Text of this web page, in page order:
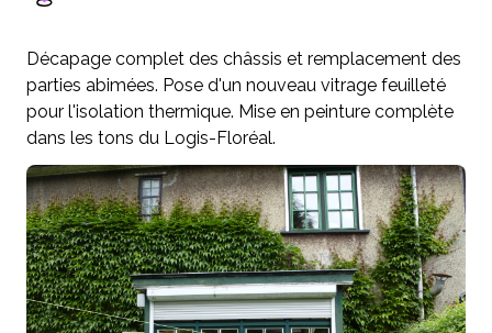
Décapage complet des châssis et remplacement des
parties abimées. Pose d'un nouveau vitrage feuilleté
pour l'isolation thermique. Mise en peinture complète
dans les tons du Logis-Floréal.